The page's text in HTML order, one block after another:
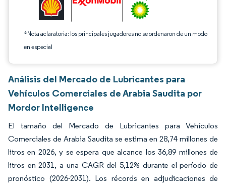
*Nota aclaratoria: los principales jugadores no se ordenaron de un modo
en especial
Análisis del Mercado de Lubricantes para
Vehículos Comerciales de Arabia Saudita por
Mordor Intelligence
El tamaño del Mercado de Lubricantes para Vehículos
Comerciales de Arabia Saudita se estima en 28,74 millones de
litros en 2026, y se espera que alcance los 36,89 millones de
litros en 2031, a una CAGR del 5,12% durante el período de
pronóstico (2026-2031). Los récords en adjudicaciones de